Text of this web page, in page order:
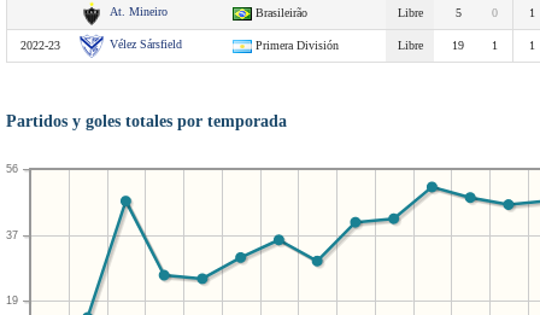
At. Mineiro Brasileirão Libre 5 0 1
2022-23 Vélez Sársfield Primera División Libre 19 1 1
Partidos y goles totales por temporada
19
37
56